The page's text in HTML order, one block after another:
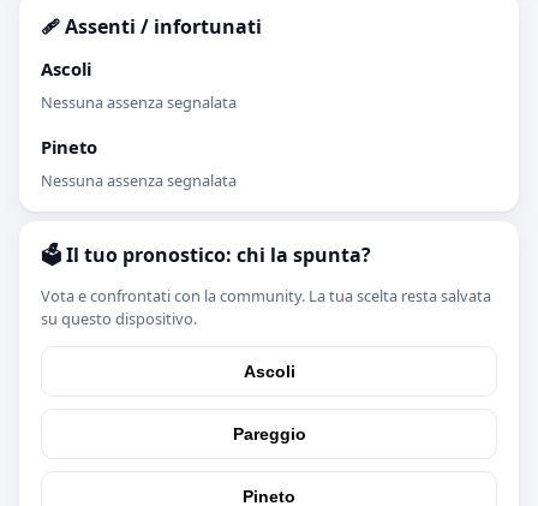
🩹 Assenti / infortunati
Ascoli
Nessuna assenza segnalata
Pineto
Nessuna assenza segnalata
🗳️ Il tuo pronostico: chi la spunta?
Vota e confrontati con la community. La tua scelta resta salvata
su questo dispositivo.
Ascoli
Pareggio
Pineto